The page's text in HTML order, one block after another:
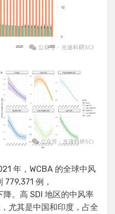
年，WCBA 的全球中风
例，
降。高 SDI 地区的中风率
尤其是中国和印度，占全